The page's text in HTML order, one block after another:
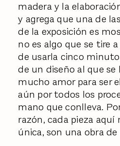
madera y la
y agrega que una de
de la exposición es
no es algo que se tire
de usarla cinco
de un diseño al que
mucho amor para ser
aún por todos los
mano que conlleva.
razón, cada pieza aquí
única, son una obra de